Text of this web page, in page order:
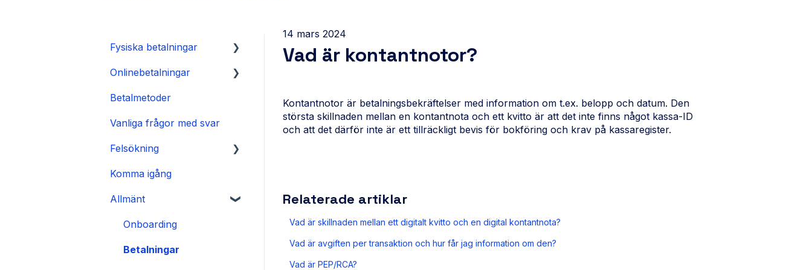
14 mars 2024
Vad är kontantnotor?
Kontantnotor är betalningsbekräftelser med information om t.ex. belopp och datum. Den
största skillnaden mellan en kontantnota och ett kvitto är att det inte finns något kassa-ID
och att det därför inte är ett tillräckligt bevis för bokföring och krav på kassaregister.
Relaterade artiklar
Vad är skillnaden mellan ett digitalt kvitto och en digital kontantnota?
Vad är avgiften per transaktion och hur får jag information om den?
Vad är PEP/RCA?
Fysiska betalningar
SurfPad
SurfTouch
SurfPrint
CheckoutX SoftPOS
Tap to Pay på iPhone
Onlinebetalningar
Integration
Betallänk
Betalmetoder
Vanliga frågor med svar
Felsökning
👉 Guide
🛑 Ström- och
transaktionsproblem
Komma igång
Allmänt
Onboarding
Betalningar